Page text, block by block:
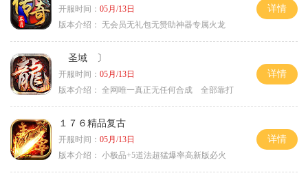
开服时间： 05月/13日
版本介绍： 无会员无礼包无赞助神器专属火龙
详情
圣域 〕
开服时间： 05月/13日
版本介绍： 全网唯一真正无任何合成 全部靠打
详情
１７６精品复古
开服时间： 05月/13日
版本介绍： 小极品+5道法超猛爆率高新版必火
详情